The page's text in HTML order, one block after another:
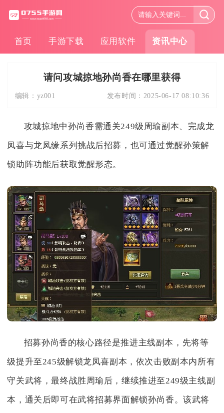
首页 手游下载 应用软件 资讯中心
请问攻城掠地孙尚香在哪里获得
编辑： yz001 发布时间： 2025-06-17 08:10:36
攻城掠地中孙尚香需通关249级周瑜副本、完成龙
凤喜与龙凤缘系列挑战后招募，也可通过觉醒孙策解
锁助阵功能后获取觉醒形态。
招募孙尚香的核心路径是推进主线副本，先将等
级提升至245级解锁龙凤喜副本，依次击败副本内所有
守关武将，最终战胜周瑜后，继续推进至249级主线副
本，通关后即可在武将招募界面解锁孙尚香。该武将